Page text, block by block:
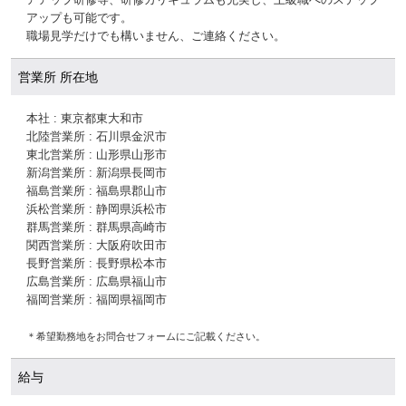
アップも可能です。
職場見学だけでも構いません、ご連絡ください。
営業所 所在地
本社 : 東京都東大和市
北陸営業所 : 石川県金沢市
東北営業所 : 山形県山形市
新潟営業所 : 新潟県長岡市
福島営業所 : 福島県郡山市
浜松営業所 : 静岡県浜松市
群馬営業所 : 群馬県高崎市
関西営業所 : 大阪府吹田市
長野営業所 : 長野県松本市
広島営業所 : 広島県福山市
福岡営業所 : 福岡県福岡市
＊希望勤務地をお問合せフォームにご記載ください。
給与